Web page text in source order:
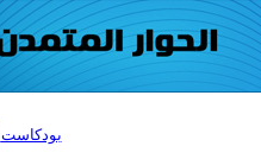
بودكاست